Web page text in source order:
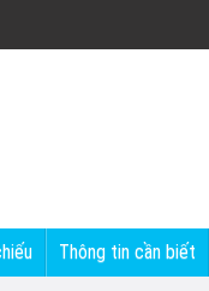
Thông tin cần biết